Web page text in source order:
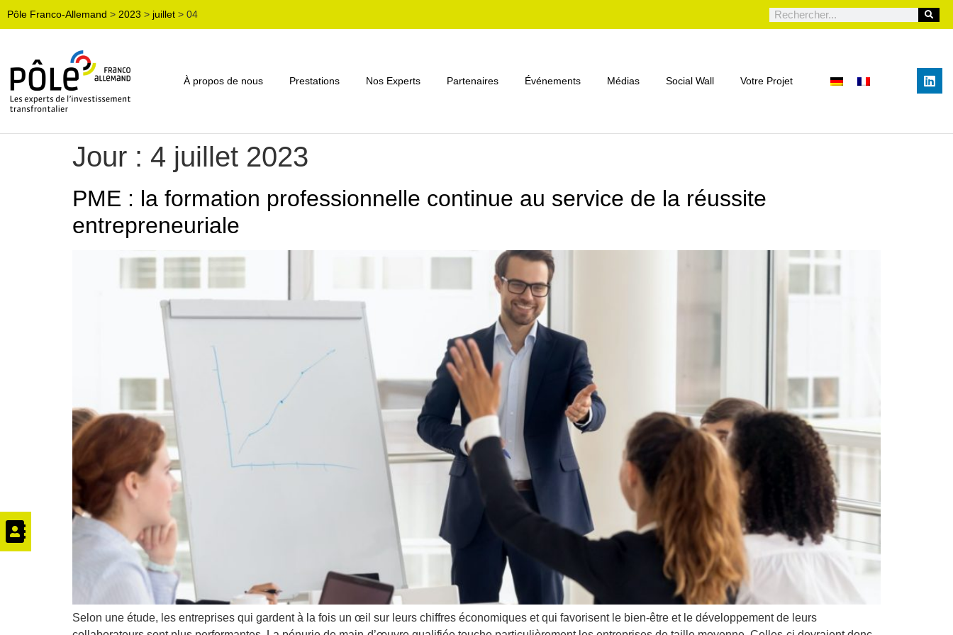
Pôle Franco-Allemand > 2023 > juillet > 04
À propos de nous Prestations Nos Experts Partenaires Événements Médias Social Wall Votre Projet
Jour : 4 juillet 2023
PME : la formation professionnelle continue au service de la réussite
entrepreneuriale
Selon une étude, les entreprises qui gardent à la fois un œil sur leurs chiffres économiques et qui favorisent le bien-être et le développement de leurs